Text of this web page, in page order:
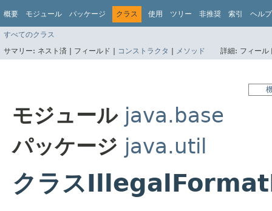
概要 モジュール パッケージ クラス 使用 ツリー 非推奨 索引 ヘルプ
すべてのクラス
サマリー: ネスト済 | フィールド | コンストラクタ | メソッド 詳細: フィー
モジュール java.base
パッケージ java.util
クラス